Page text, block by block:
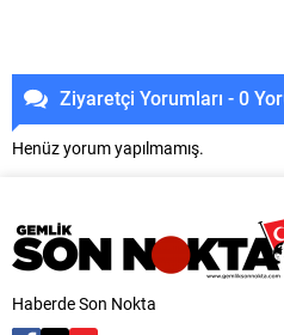
Ziyaretçi Yorumları - 0
Henüz yorum yapılmamış.
Haberde Son Nokta